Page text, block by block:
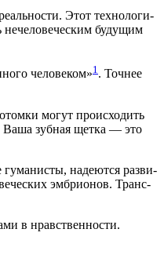
Этот тех­но­ло­ги­
нече­ло­ве­че­ским буду­щим
чело­ве­ком»1. Точ­нее
могут про­ис­хо­дить
Ваша зуб­ная щет­ка — это
гума­ни­сты, наде­ют­ся раз­ви­
эмбри­о­нов. Транс­
в нравственности.